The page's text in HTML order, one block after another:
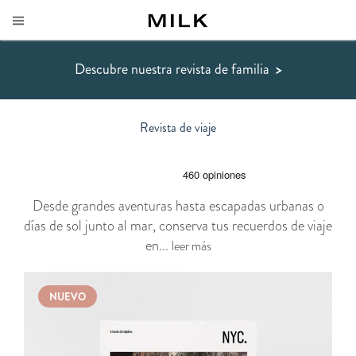
Descubre nuestra revista de familia >
Revista de viaje
Desde grandes aventuras hasta escapadas urbanas o
días de sol junto al mar, conserva tus recuerdos de viaje
en... leer más
NUEVO